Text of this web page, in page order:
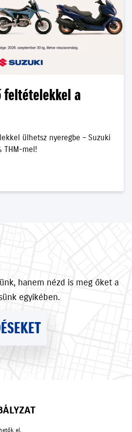
feltételekkel a
ülhetsz nyeregbe – Suzuki
THM-mel!
hanem nézd is meg őket a
egyikében.
el.